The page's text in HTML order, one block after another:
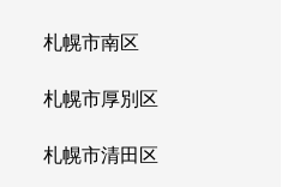
札幌市南区
札幌市厚別区
札幌市清田区